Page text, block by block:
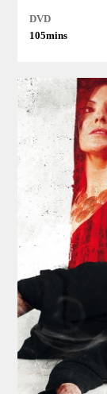
權利的象徵。
DVD
105mins